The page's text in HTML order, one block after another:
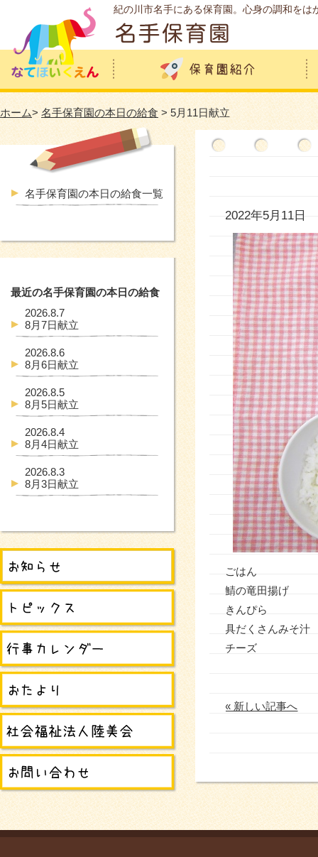
紀の川市名手にある保育園。心身の調和を
ホーム> 名手保育園の本日の給食 > 5月11日献立
2022年5月11日
ごはん
鯖の竜田揚げ
きんぴら
具だくさんみそ
チーズ
« 新しい記事へ
名手保育園の本日の給食一覧
最近の名手保育園の本日の給食
2026.8.7
8月7日献立
2026.8.6
8月6日献立
2026.8.5
8月5日献立
2026.8.4
8月4日献立
2026.8.3
8月3日献立